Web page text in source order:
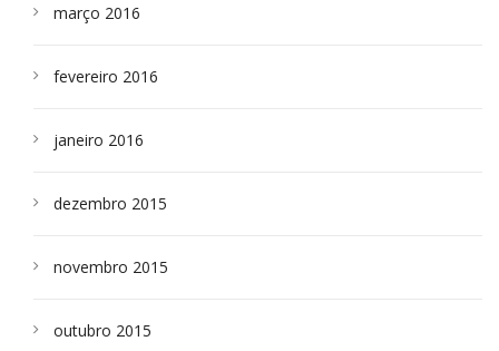
março 2016
fevereiro 2016
janeiro 2016
dezembro 2015
novembro 2015
outubro 2015